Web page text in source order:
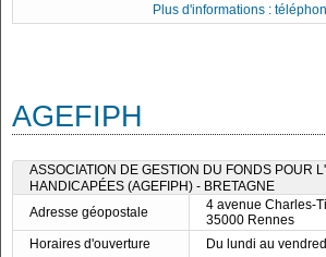
Plus d'informations :
AGEFIPH
ASSOCIATION DE GESTION DU FONDS POUR
HANDICAPÉES (AGEFIPH) - BRETAGNE
Adresse géopostale
4 avenue Charles-
35000 Rennes
Horaires d'ouverture
Du lundi au